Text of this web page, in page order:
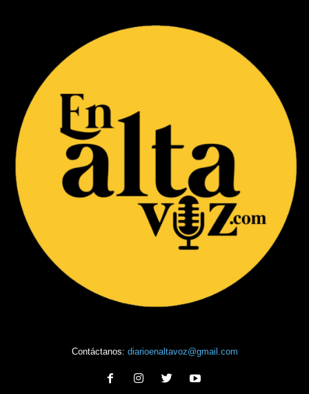
Contáctanos: diarioenaltavoz@gmail.com